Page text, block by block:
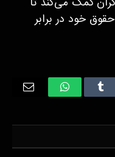
خود در برابر
Tumblr
WhatsApp